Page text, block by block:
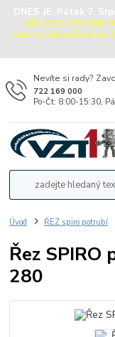
DNES JE: Pátek 7.
SKLADU / OSOBNÍ
odběry objednávek do
Nevíte si rady?
722 169 000
Po-Čt: 8:00-15:30,
Úvod ŘEZ spiro potrubí
Řez
280